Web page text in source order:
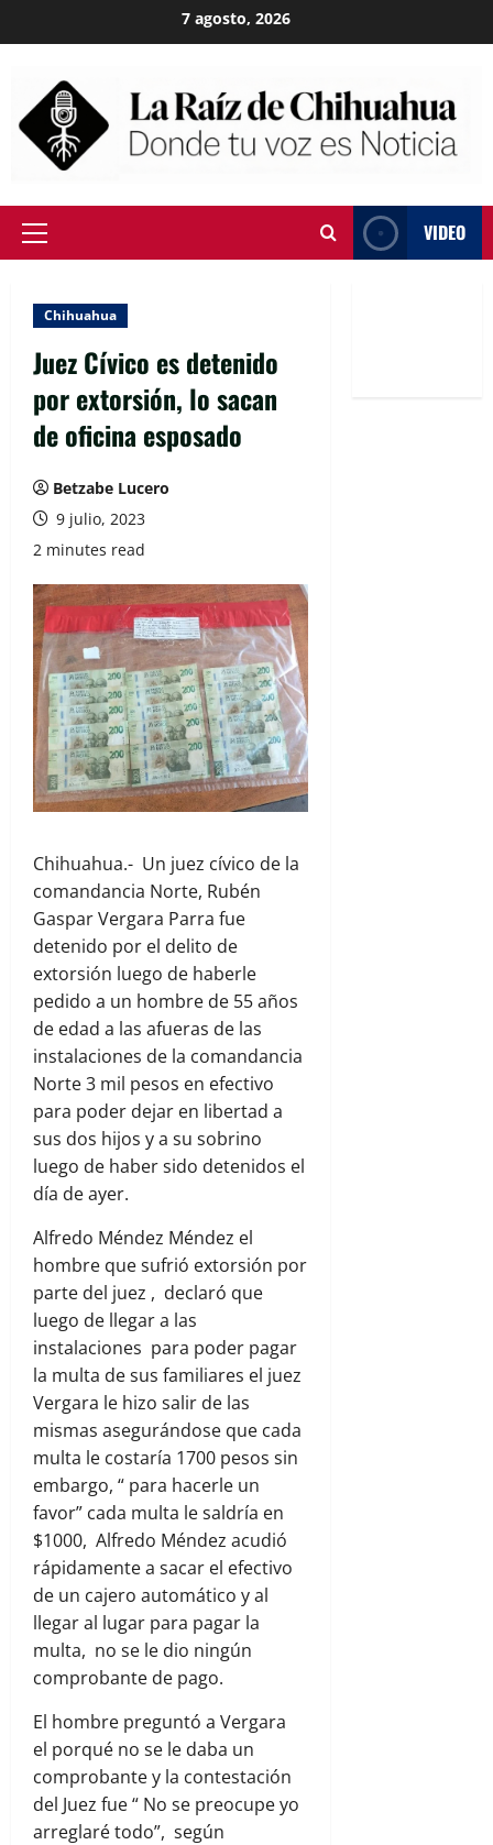
to
7 agosto, 2026
Primary
VIDEO
Chihuahua
Juez Cívico es detenido
por extorsión, lo sacan
de oficina esposado
Betzabe Lucero
9 julio, 2023
2 minutes read
Chihuahua.- Un juez cívico de la
comandancia Norte, Rubén
Gaspar Vergara Parra fue
detenido por el delito de
extorsión luego de haberle
pedido a un hombre de 55 años
de edad a las afueras de las
instalaciones de la comandancia
Norte 3 mil pesos en efectivo
para poder dejar en libertad a
sus dos hijos y a su sobrino
luego de haber sido detenidos el
día de ayer.
Alfredo Méndez Méndez el
hombre que sufrió extorsión por
parte del juez , declaró que
luego de llegar a las
instalaciones para poder pagar
la multa de sus familiares el juez
Vergara le hizo salir de las
mismas asegurándose que cada
multa le costaría 1700 pesos sin
embargo, “ para hacerle un
favor” cada multa le saldría en
$1000, Alfredo Méndez acudió
rápidamente a sacar el efectivo
de un cajero automático y al
llegar al lugar para pagar la
multa, no se le dio ningún
comprobante de pago.
El hombre preguntó a Vergara
el porqué no se le daba un
comprobante y la contestación
del Juez fue “ No se preocupe yo
arreglaré todo”, según